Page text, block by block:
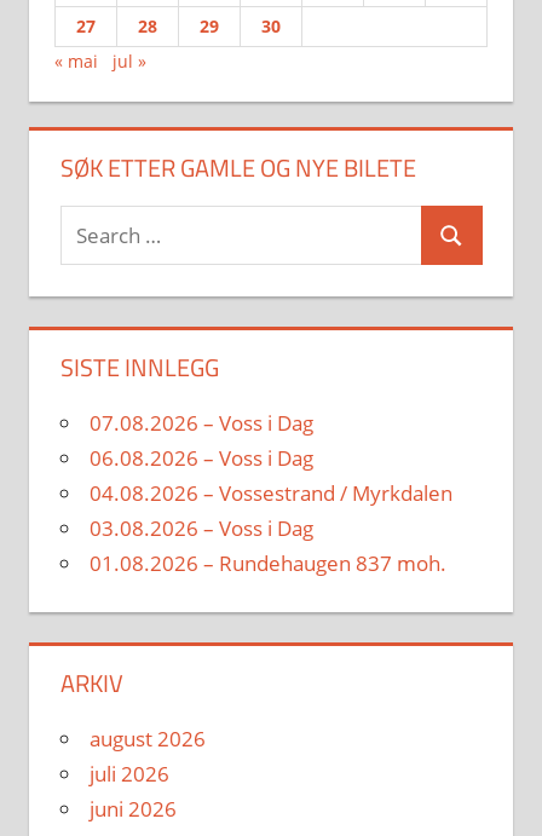
27
28 29
30
« mai
jul »
SØK ETTER GAMLE OG NYE BILETE
Search
for:
Search
SISTE INNLEGG
07.08.2026 – Voss i Dag
06.08.2026 – Voss i Dag
04.08.2026 – Vossestrand / Myrkdalen
03.08.2026 – Voss i Dag
01.08.2026 – Rundehaugen 837 moh.
ARKIV
august 2026
juli 2026
juni 2026